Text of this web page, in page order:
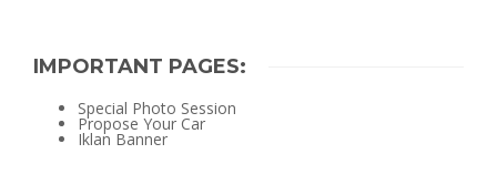
IMPORTANT PAGES:
Special Photo Session
Propose Your Car
Iklan Banner